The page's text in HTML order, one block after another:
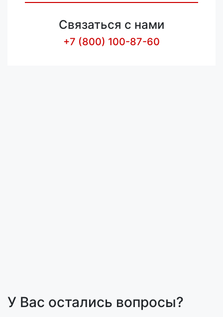
Связаться с нами
+7 (800) 100-87-60
У Вас остались вопросы?